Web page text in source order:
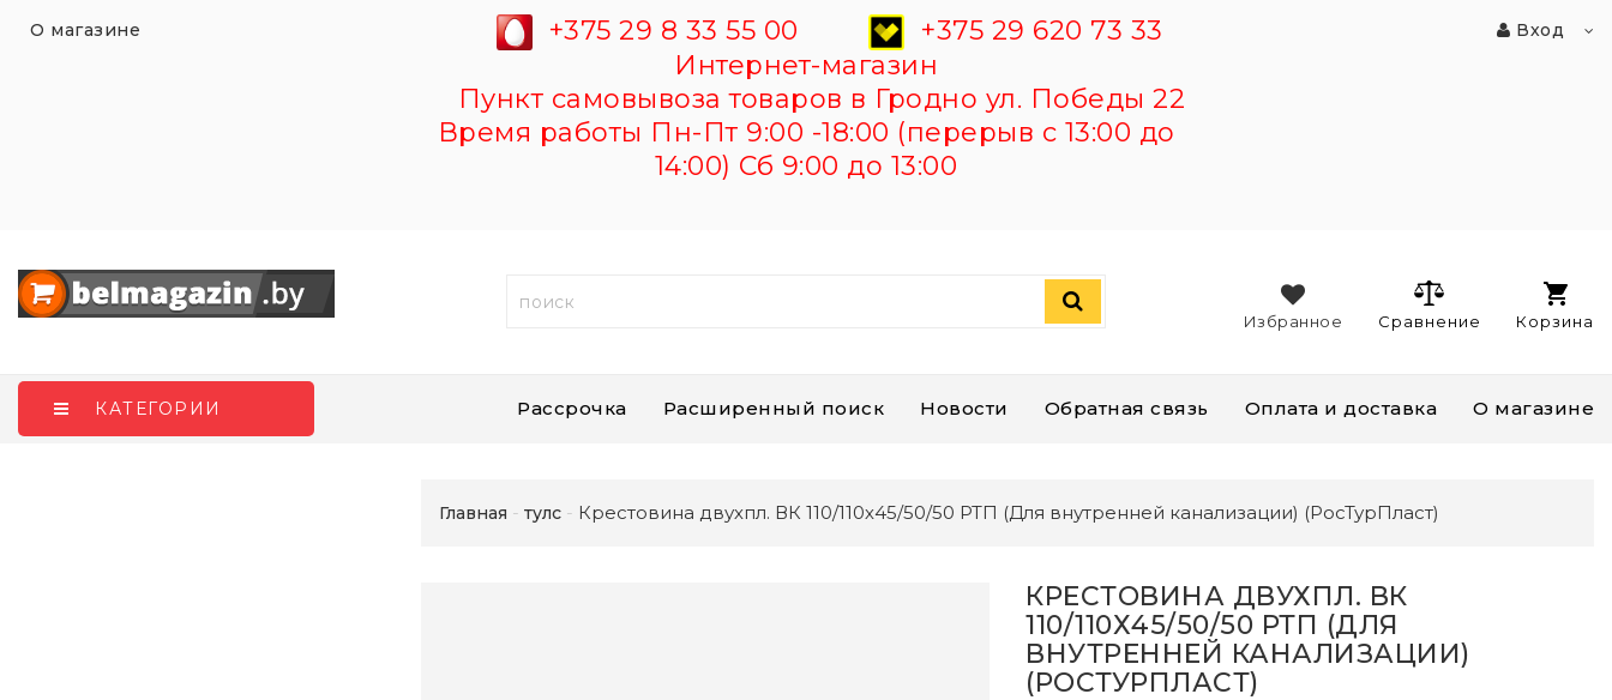
О магазине +375 29 8 33 55 00
+375 29 620 73 33
Интернет-магазин
Пункт самовывоза товаров в Гродно ул. Победы 22
Время работы Пн-Пт 9:00 -18:00 (перерыв с 13:00 до
14:00) Сб 9:00 до 13:00
Вход
Корзина
Сравнение
Избранное
КАТЕГОРИИ Рассрочка Расширенный поиск Новости Обратная связь Оплата и доставка О магазине
Главная тулс Крестовина двухпл. ВК 110/110х45/50/50 РТП (Для внутренней канализации) (РосТурПласт)
КРЕСТОВИНА ДВУХПЛ. ВК
110/110Х45/50/50 РТП (ДЛЯ
ВНУТРЕННЕЙ КАНАЛИЗАЦИИ)
(РОСТУРПЛАСТ)